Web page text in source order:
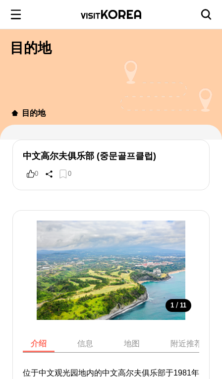
目的地
目的地
中文高尔夫俱乐部 (중문골프클럽)
0 0
1 / 11
介绍 信息 地图 附近推荐景点
位于中文观光园地内的中文高尔夫俱乐部于1981年